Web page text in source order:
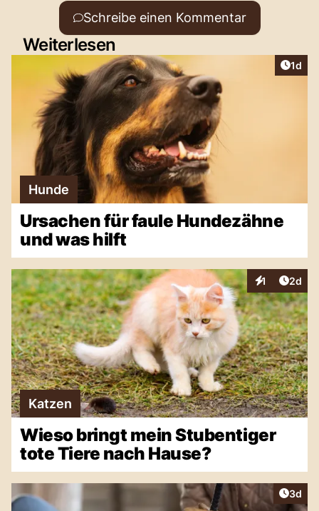
Schreibe einen Kommentar
Weiterlesen
1d
Hunde
Ursachen für faule Hundezähne
und was hilft
1
Interaktionen
2d
Katzen
Wieso bringt mein Stubentiger
tote Tiere nach Hause?
3d